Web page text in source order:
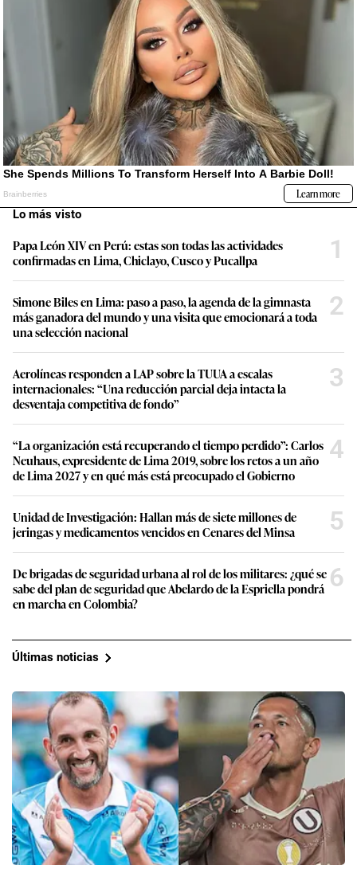
Lo más visto
Papa León XIV en Perú: estas son todas las actividades
confirmadas en Lima, Chiclayo, Cusco y Pucallpa
1
Simone Biles en Lima: paso a paso, la agenda de la gimnasta
más ganadora del mundo y una visita que emocionará a toda
una selección nacional
2
Aerolíneas responden a LAP sobre la TUUA a escalas
internacionales: “Una reducción parcial deja intacta la
desventaja competitiva de fondo”
3
“La organización está recuperando el tiempo perdido”: Carlos
Neuhaus, expresidente de Lima 2019, sobre los retos a un año
de Lima 2027 y en qué más está preocupado el Gobierno
4
Unidad de Investigación: Hallan más de siete millones de
jeringas y medicamentos vencidos en Cenares del Minsa
5
De brigadas de seguridad urbana al rol de los militares: ¿qué se
sabe del plan de seguridad que Abelardo de la Espriella pondrá
en marcha en Colombia?
6
Últimas noticias